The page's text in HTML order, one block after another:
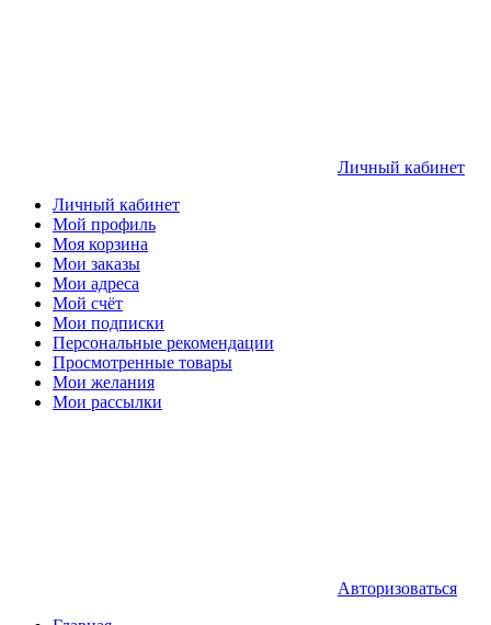
Личный кабинет
Личный кабинет
Мой профиль
Моя корзина
Мои заказы
Мои адреса
Мой счёт
Мои подписки
Персональные рекомендации
Просмотренные товары
Мои желания
Мои рассылки
Авторизоваться